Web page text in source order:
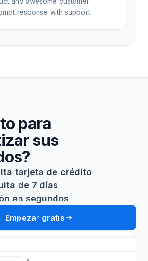
response with support.
para
sus
tarjeta de crédito
de 7 días
en segundos
Empezar gratis